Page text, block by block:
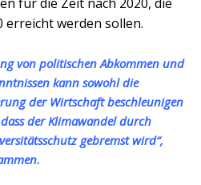
erreicht werden sollen.
von politischen Abkommen und
kann sowohl die
der Wirtschaft beschleunigen
der Klimawandel durch
gebremst wird“,